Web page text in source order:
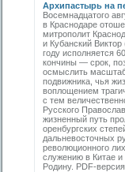
Архипастырь на
Восемнадцатого
в Краснодаре
митрополит
и Кубанский
году исполняется
кончины — срок,
осмыслить
подвижника, чья
воплощением
с тем
Русского
жизненный путь
оренбургских
дальневосточных
революционного
служению в Китае
Родину. PDF-